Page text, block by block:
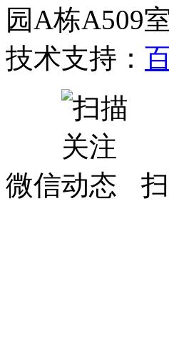
园A栋A509
技术支持：
微信